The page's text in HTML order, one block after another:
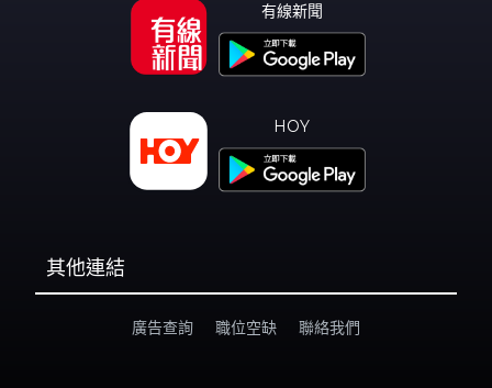
有線新聞
HOY
其他連結
廣告查詢 職位空缺 聯絡我們